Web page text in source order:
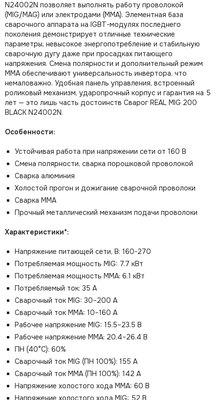
N24002N позволяет выполнять работу проволокой
(MIG/MAG) или электродами (ММА). Элементная база
сварочного аппарата на IGBT-модулях последнего
поколения демонстрирует отличные технические
параметры, невысокое энергопотребление и стабильную
сварочную дугу даже при просадках питающего
напряжения. Смена полярности и дополнительный режим
ММА обеспечивают универсальность инвертора, что
немаловажно. Удобная панель управления, встроенный
роликовый механизм, ударопрочный корпус и гарантия на 5
лет — это лишь часть достоинств Сварог REAL MIG 200
BLACK N24002N.
Особенности:
Устойчивая работа при напряжении сети от 160 В
Смена полярности, сварка порошковой проволокой
Сварка алюминия
Холостой прогон и дожигание сварочной проволоки
Сварка ММА
Прочный металлический механизм подачи проволоки
Характеристики*:
Напряжение питающей сети, В: 160-270
Потребляемая мощность MIG: 7.7 кВт
Потребляемая мощность ММА: 6.1 кВт
Потребляемый ток: 35 А
Сварочный ток MIG: 30–200 А
Сварочный ток MMA: 10–160 А
Рабочее напряжение MIG: 15.5–23.5 В
Рабочее напряжение ММА: 20.4–26.4 В
ПН (40°C): 60%
Сварочный ток MIG (ПН 100%): 155 А
Сварочный ток MMA (ПН 100%): 142 А
Напряжение холостого хода MMA: 60 В
Напряжение холостого хода MIG: 52 В